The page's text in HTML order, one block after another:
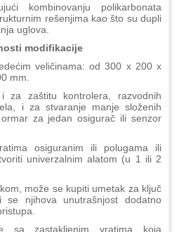
kombinovanju polikarbonata
rešenjima kao što su dupli
uglova.
modifikacije
veličinama: od 300 x 200 x
mm.
za zaštitu kontrolera, razvodnih
i za stvaranje manje složenih
za jedan osigurač ili senzor
osiguranim ili polugama ili
univerzalnim alatom (u 1 ili 2
može se kupiti umetak za ključ
se njihova unutrašnjost dodatno
sa zastakljenim vratima koja